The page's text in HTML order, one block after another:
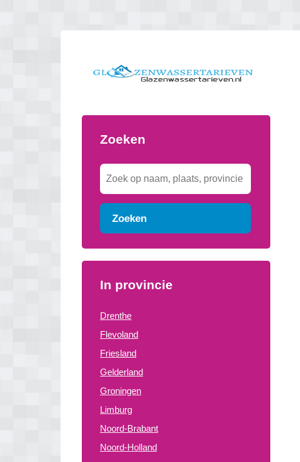
Zoeken
Zoeken
In provincie
Drenthe
Flevoland
Friesland
Gelderland
Groningen
Limburg
Noord-Brabant
Noord-Holland